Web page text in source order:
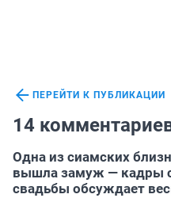
ПЕРЕЙТИ К ПУБЛИКАЦИИ
14
Одна из сиамских
вышла замуж — кадры
свадьбы обсуждает